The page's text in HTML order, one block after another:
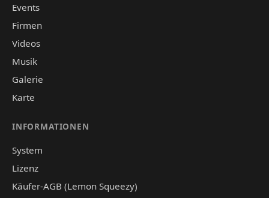
Events
Firmen
Videos
Musik
Galerie
Karte
INFORMATIONEN
System
Lizenz
Käufer-AGB (Lemon Squeezy)